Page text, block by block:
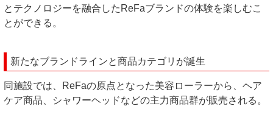
とテクノロジーを融合したReFaブランドの体験を楽しむこ
とができる。
新たなブランドラインと商品カテゴリが誕生
同施設では、ReFaの原点となった美容ローラーから、ヘア
ケア商品、シャワーヘッドなどの主力商品群が販売される。